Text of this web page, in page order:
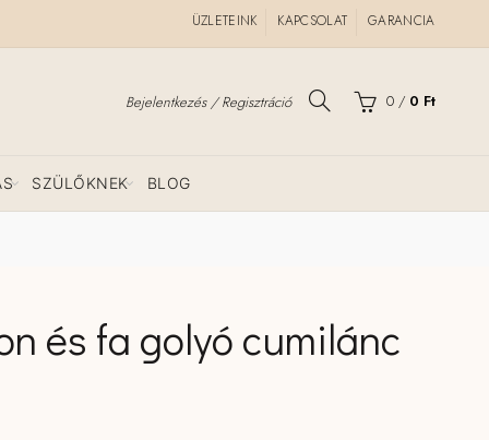
ÜZLETEINK KAPCSOLAT GARANCIA
Bejelentkezés / Regisztráció 0 / 0 Ft
SZÜLŐKNEK BLOG
Babaváró ajándék
és fa golyó cumilánc